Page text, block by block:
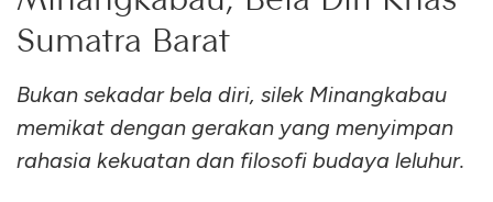
Sumatra Barat
Bukan sekadar bela diri, silek Minangkabau
memikat dengan gerakan yang menyimpan
rahasia kekuatan dan filosofi budaya leluhur.